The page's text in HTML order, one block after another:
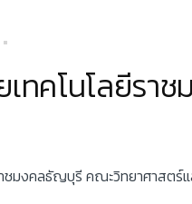
เทคโนโลยีร
ชมงคลธัญบุรี คณะวิทยาศาสตร์แ